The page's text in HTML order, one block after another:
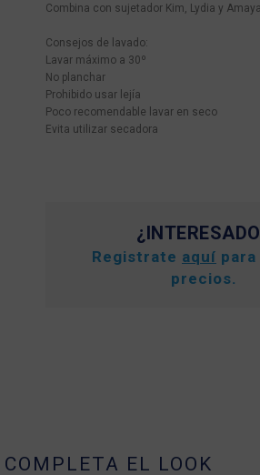
Combina con sujetador Kim, Lydia y
Consejos de lavado:
Lavar máximo a 30º
No planchar
Prohibido usar lejía
Poco recomendable lavar en seco
Evita utilizar secadora
Registrate aquí
precios.
COMPLETA EL LOOK